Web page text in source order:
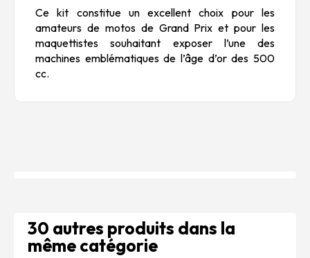
Ce kit constitue un excellent choix pour les
amateurs de motos de Grand Prix et pour les
maquettistes souhaitant exposer l’une des
machines emblématiques de l’âge d’or des 500
cc.
30 autres produits dans la
même catégorie